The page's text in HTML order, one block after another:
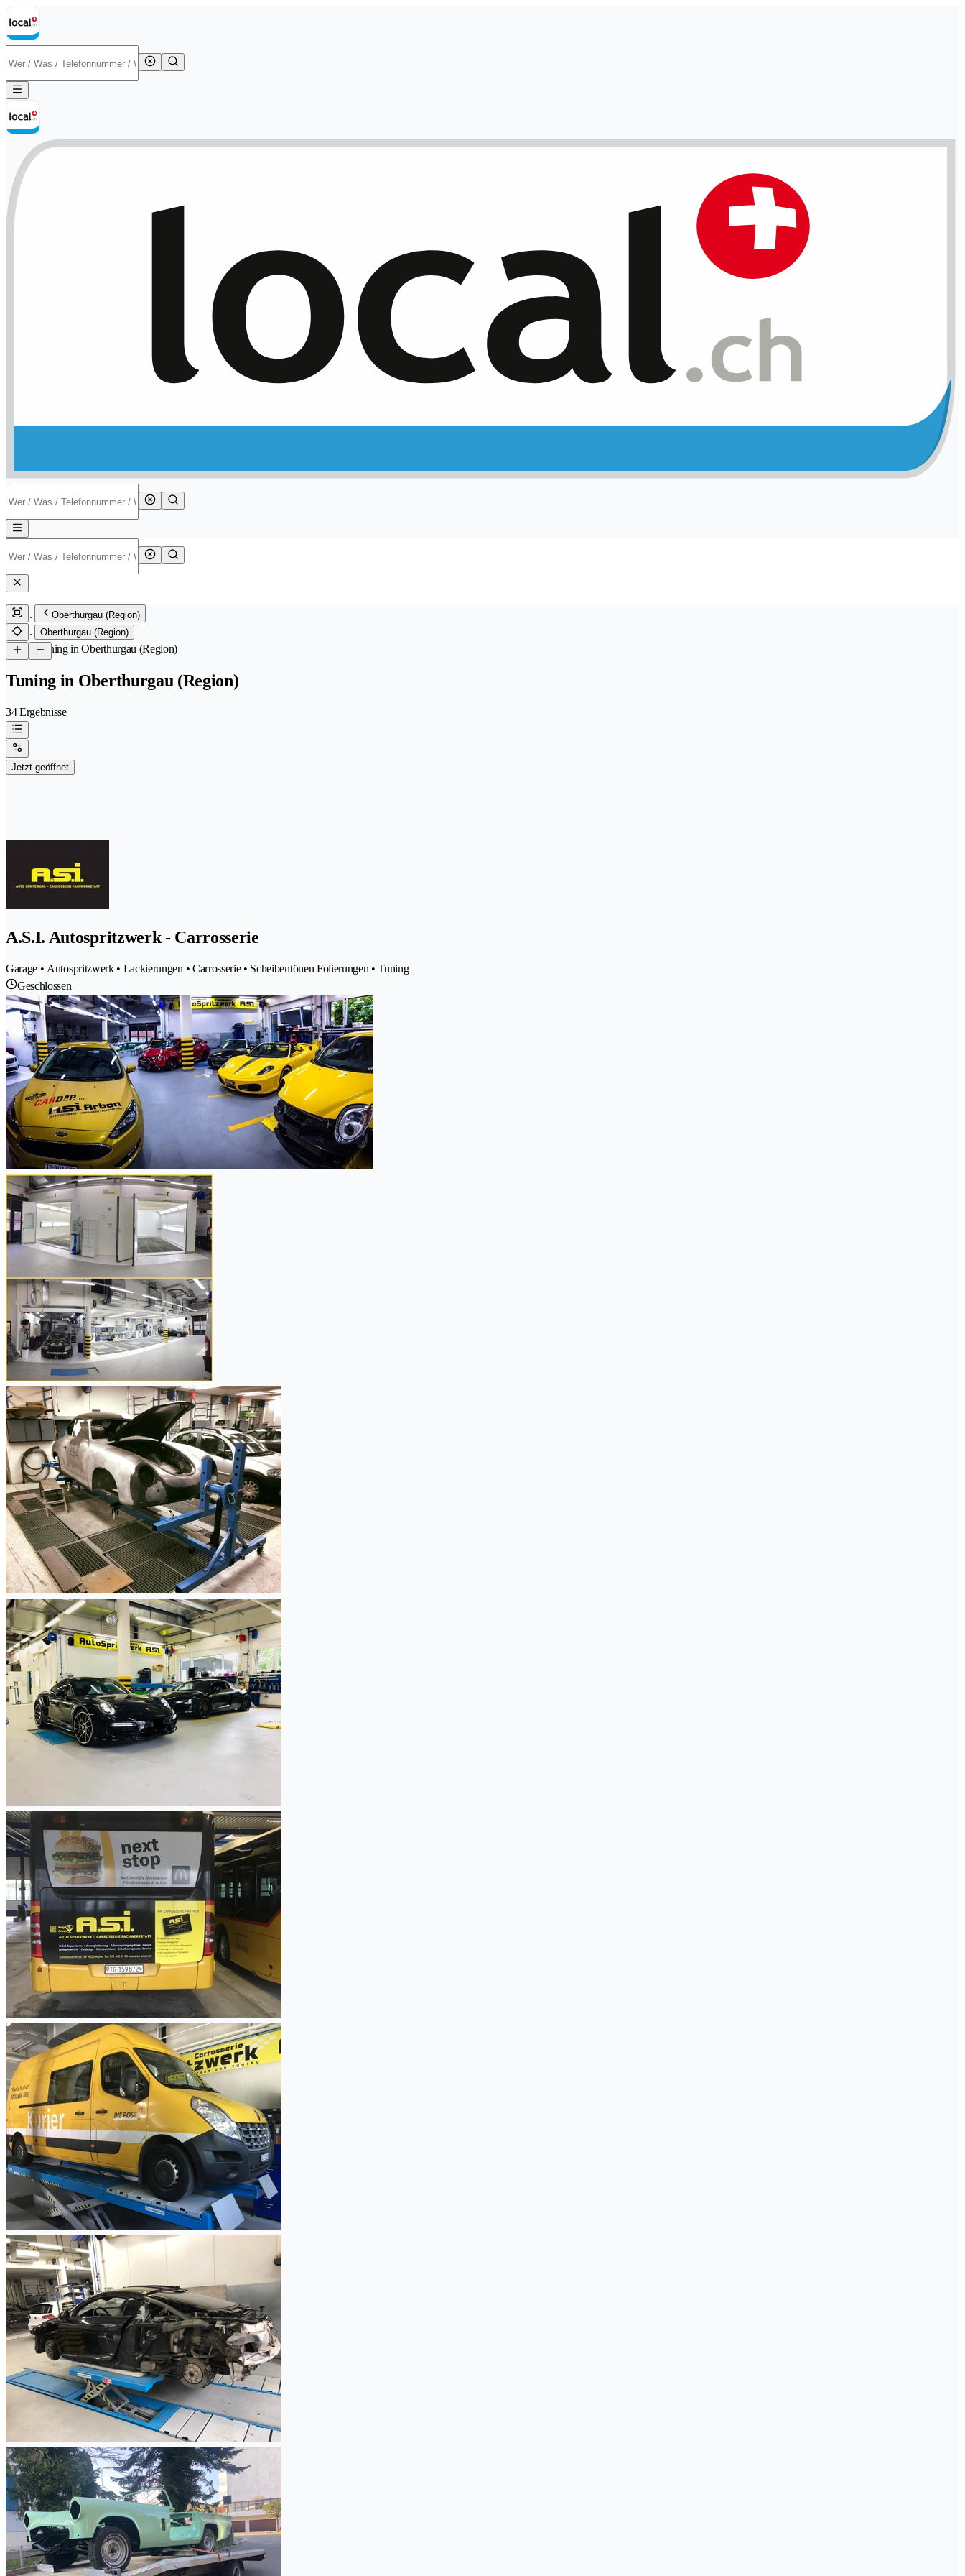
Oberthurgau (Region)
Oberthurgau (Region)
/Tuning in Oberthurgau (Region)
Tuning in Oberthurgau (Region)
34 Ergebnisse
Jetzt geöffnet
A.S.I. Autospritzwerk - Carrosserie
Garage • Autospritzwerk • Lackierungen • Carrosserie • Scheibentönen Folierungen • Tuning
Geschlossen